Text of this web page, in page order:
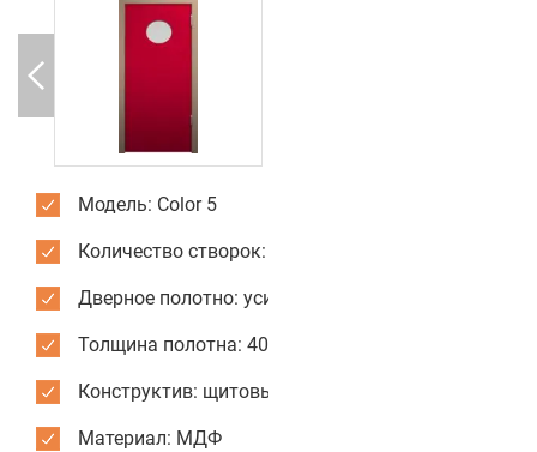
Модель: Color 5
Количество створок: одностворчатые
Дверное полотно: усиленное
Толщина полотна: 40 мм
Конструктив: щитовые двери
Материал: МДФ